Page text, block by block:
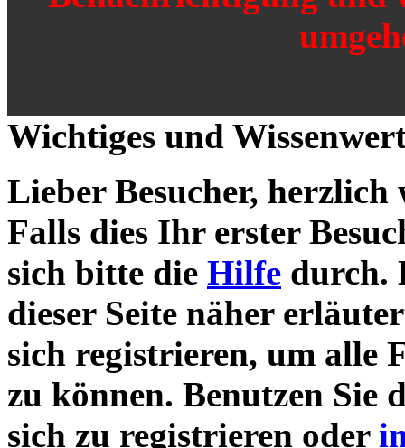
Wichtiges und
Lieber Besucher,
Falls dies Ihr erster
sich bitte die Hilfe durch.
dieser Seite näher
sich registrieren, um alle
zu können. Benutzen Sie
sich zu registrieren oder